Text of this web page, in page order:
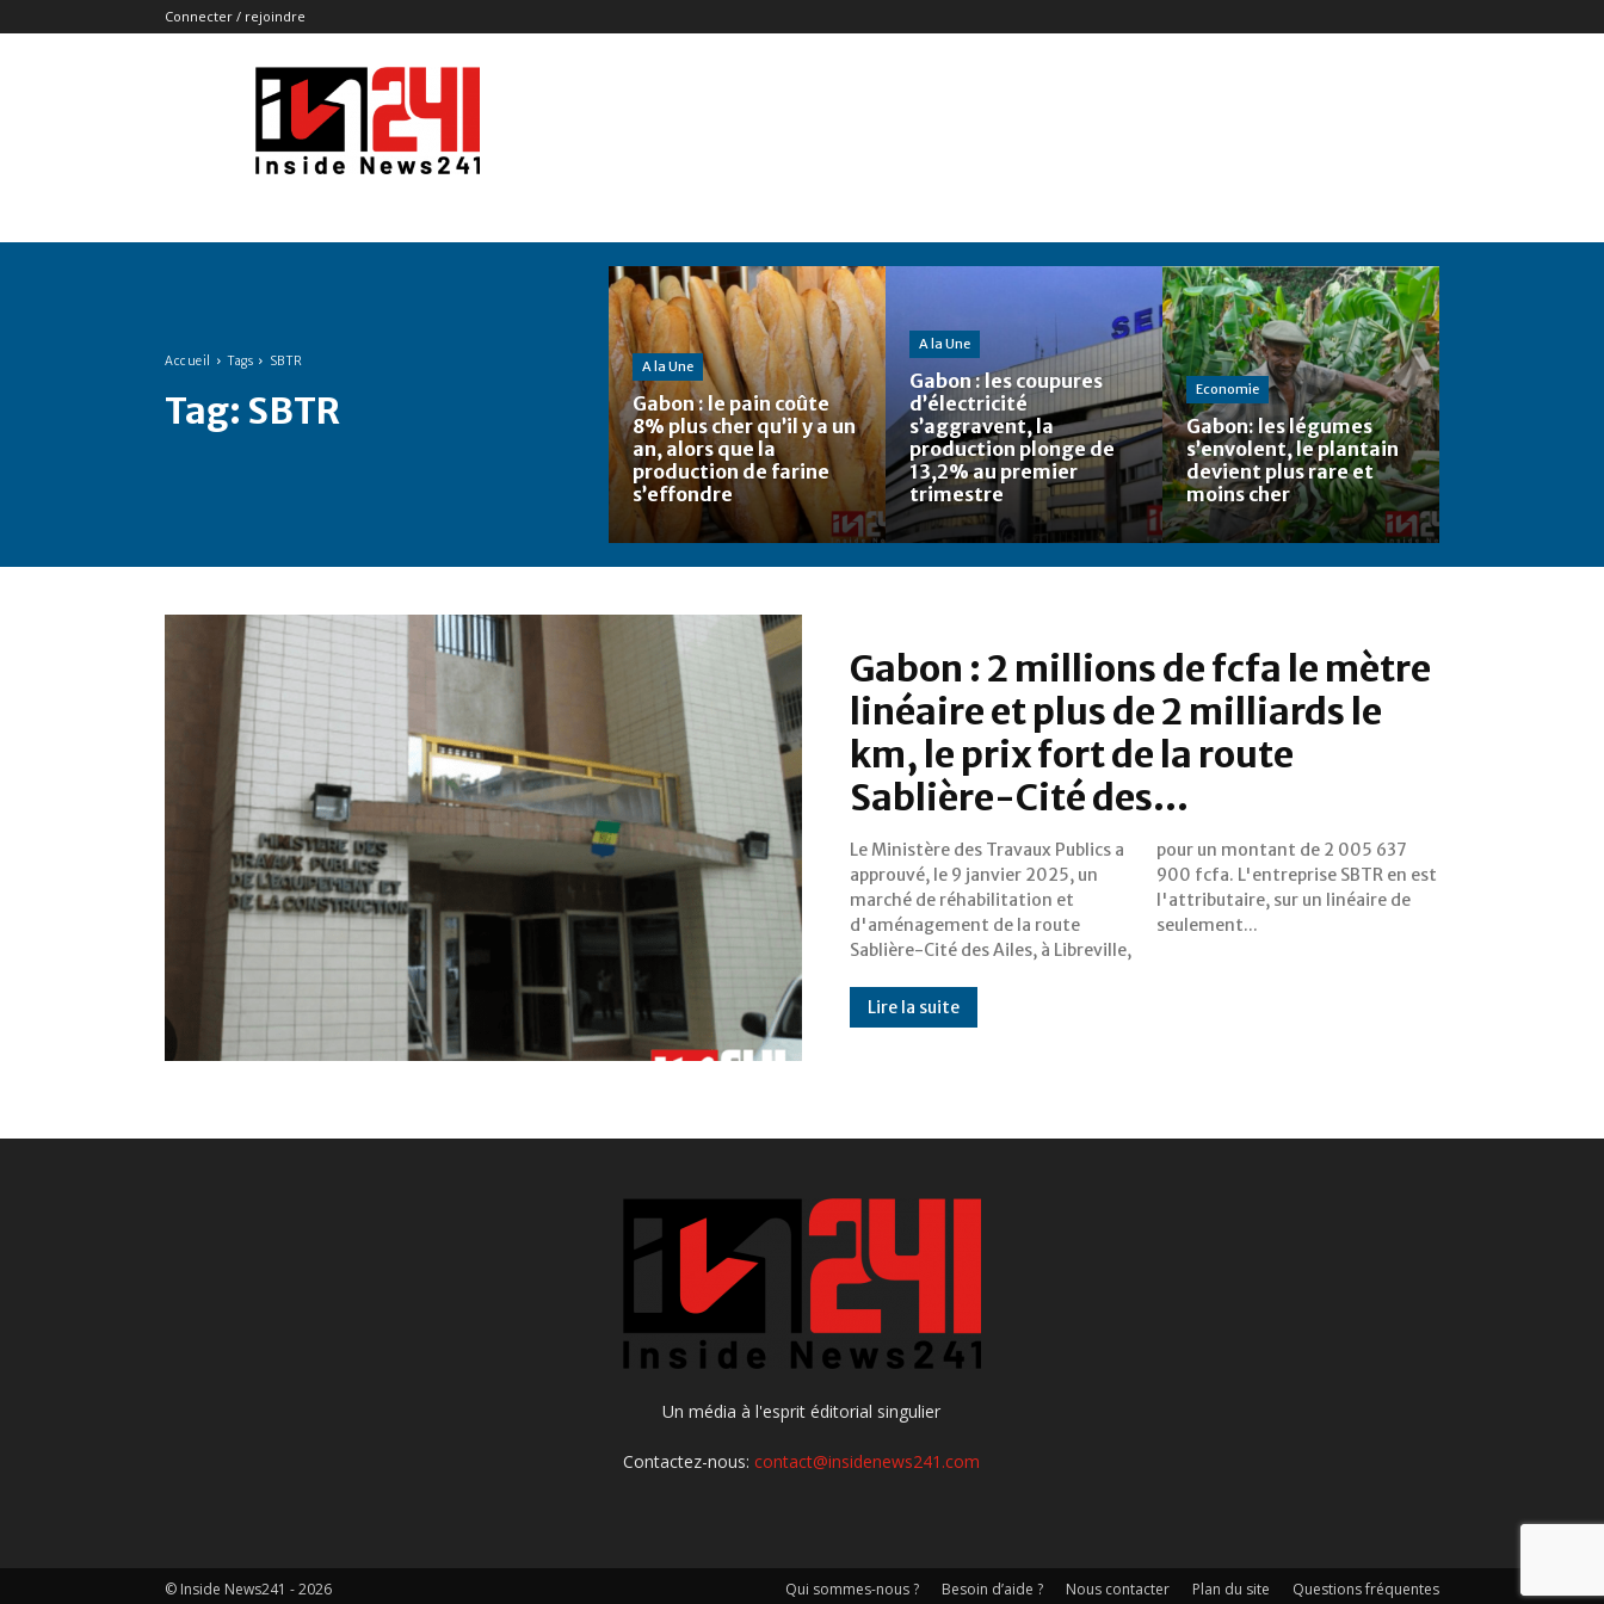
Connecter / rejoindre
Insidenews241
Accueil Tags SBTR
Tag: SBTR
A la Une
Gabon : le pain coûte
8% plus cher qu’il y a un
an, alors que la
production de farine
s’effondre
A la Une
Gabon : les coupures
d’électricité
s’aggravent, la
production plonge de
13,2% au premier
trimestre
Economie
Gabon: les légumes
s’envolent, le plantain
devient plus rare et
moins cher
Gabon : 2 millions de fcfa le mètre
linéaire et plus de 2 milliards le
km, le prix fort de la route
Sablière-Cité des...
Le Ministère des Travaux Publics a
approuvé, le 9 janvier 2025, un
marché de réhabilitation et
d'aménagement de la route
Sablière-Cité des Ailes, à Libreville,
pour un montant de 2 005 637
900 fcfa. L'entreprise SBTR en est
l'attributaire, sur un linéaire de
seulement...
Lire la suite
Un média à l'esprit éditorial singulier
Contactez-nous:contact@insidenews241.com
Qui sommes-nous ? Besoin d’aide ? Nous contacter Plan du site Questions fréquentes
© Inside News241 - 2026